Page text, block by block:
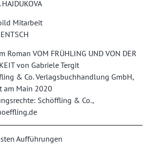
HAJDUKOVA
Mitarbeit
Roman VOM FRÜHLING UND VON DER
von Gabriele Tergit
& Co. Verlagsbuchhandlung GmbH,
am Main 2020
Schöffling & Co.,
Aufführungen